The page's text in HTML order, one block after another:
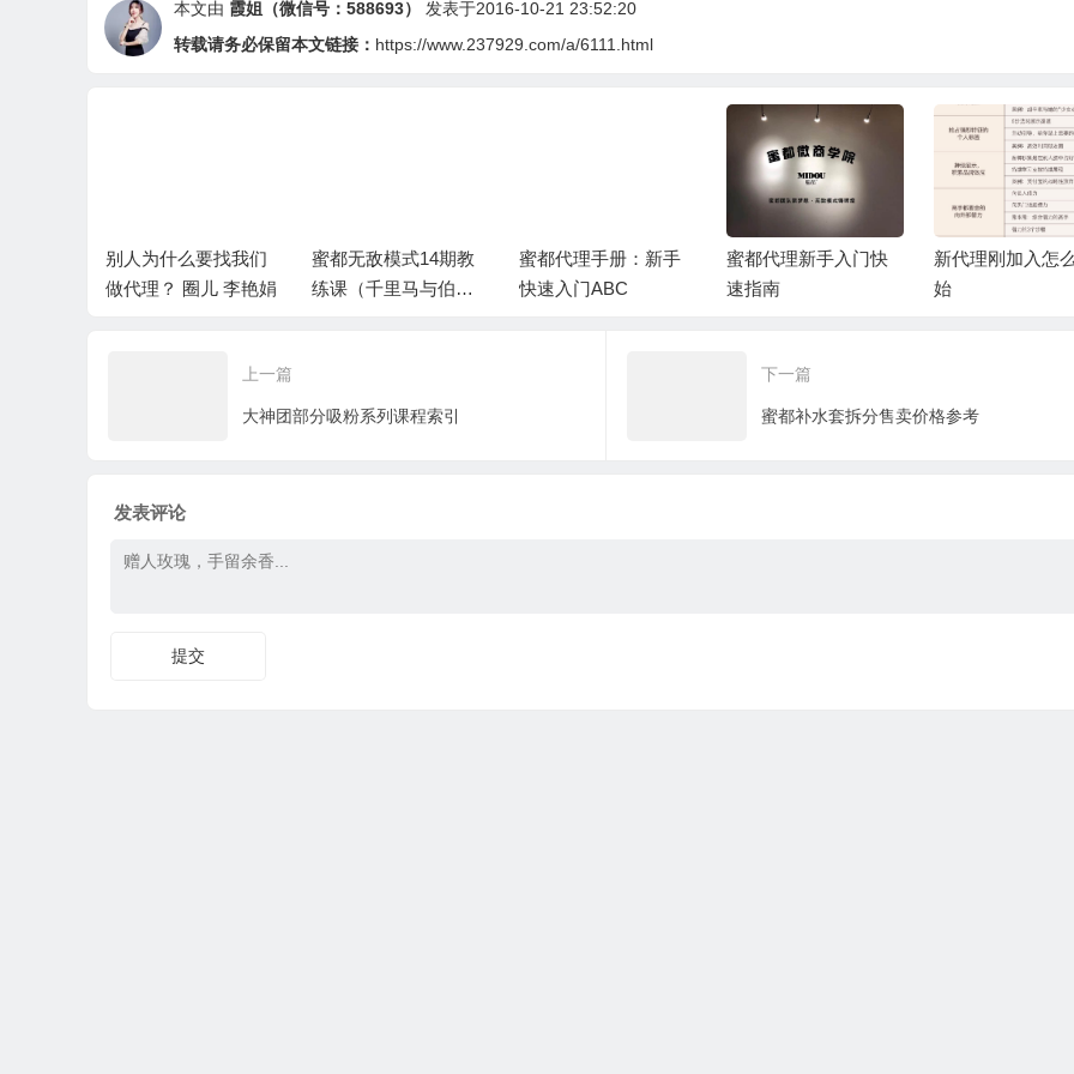
本文由 霞姐（微信号：588693）
发表于2016-10-21 23:52:20
转载请务必保留本文链接： https://www.237929.com/a/6111.html
蜜都无敌模式14期教
练课（千里马与伯
蜜都代理手册：新手
快速入门ABC
蜜都代理新手入门快
速指南
新代理刚加入怎么开
始
如何成为社交高
性篇
上一篇
大神团部分吸粉系列课程索引
下一篇
蜜都补水套拆分售卖价格参考
发表评论